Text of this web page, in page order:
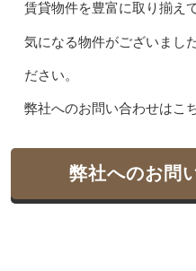
賃貸物件を豊富に取り揃え
気になる物件がございまし
ださい。
弊社へのお問い合わせはこ
弊社へのお問